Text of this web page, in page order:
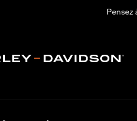
Montant et support de coussin de
Pensez